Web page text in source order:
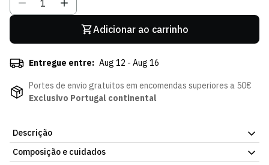
Adicionar ao carrinho
Entregue entre: Aug 12 - Aug 16
Portes de envio gratuitos em encomendas superiores a 50€
Exclusivo Portugal continental
Descrição
Sweat Stadium Green - Mulher, com o design oficial do Sporting
Composição e cuidados